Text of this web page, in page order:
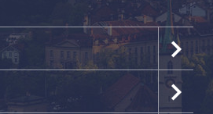
eigene
berufliche
voranzutreiben.